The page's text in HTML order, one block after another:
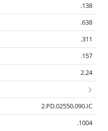
.138
.638
.311
.157
2.24
2.PD.02550.090.IC
.1004